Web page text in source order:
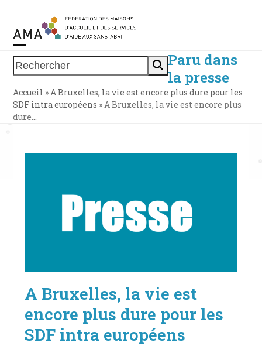
Skip
content
Tél. : 0471 38 11 37 | | ESPACE MEMBRE
Rechercher
Open
mobile
menu
Close
mobile
menu
Paru dans
la presse
Accueil »A Bruxelles, la vie est encore plus dure pour les
SDF intra européens »A Bruxelles, la vie est encore plus
dure…
A Bruxelles, la vie est
encore plus dure pour les
SDF intra européens